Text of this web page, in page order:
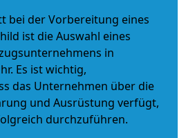
bei der Vorbereitung eines
ist die Auswahl eines
in
Es ist wichtig,
das Unternehmen über die
und Ausrüstung verfügt,
durchzuführen.